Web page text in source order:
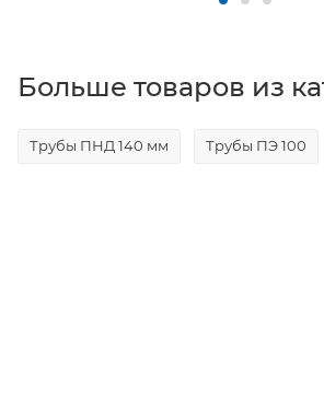
Больше товаров из
Трубы ПНД 140 мм Трубы ПЭ 100